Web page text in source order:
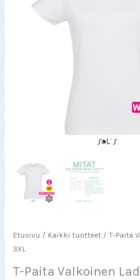
Etusivu / Kaikki tuotteet / T-Paita
3XL
T-Paita Valkoinen